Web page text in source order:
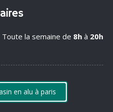
Toute la semaine de 8h à 20h
en alu à paris